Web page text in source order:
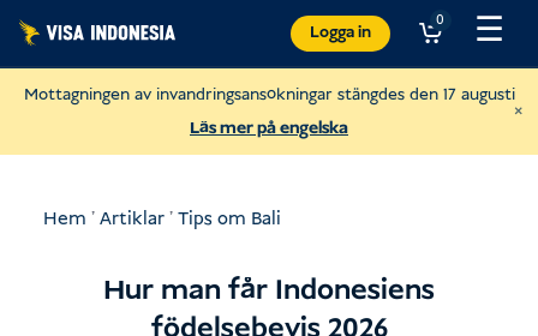
Hoppa
innehåll
Logga in
0 ☰
Mottagningen av invandringsansökningar stängdes den 17 augusti
Läs mer på engelska
×
Hem 'Artiklar'Tips om Bali
Hur man får Indonesiens